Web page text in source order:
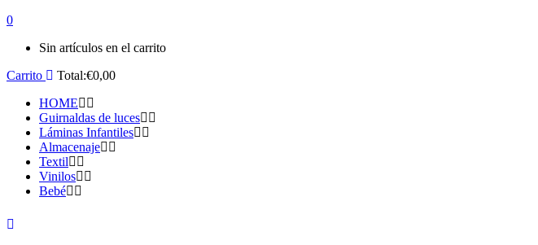
0
Sin artículos en el carrito
Carrito
Total:€0,00
HOME
Guirnaldas de luces
Láminas Infantiles
Almacenaje
Textil
Vinilos
Bebé